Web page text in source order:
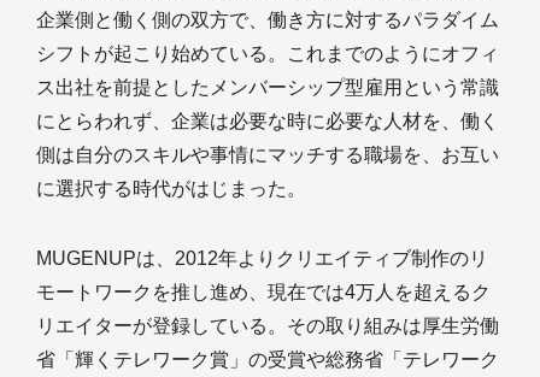
企業側と働く側の双方で、働き方に対するパラダイム
シフトが起こり始めている。これまでのようにオフィ
ス出社を前提としたメンバーシップ型雇用という常識
にとらわれず、企業は必要な時に必要な人材を、働く
側は自分のスキルや事情にマッチする職場を、お互い
に選択する時代がはじまった。
MUGENUPは、2012年よりクリエイティブ制作のリ
モートワークを推し進め、現在では4万人を超えるク
リエイターが登録している。その取り組みは厚生労働
省「輝くテレワーク賞」の受賞や総務省「テレワーク